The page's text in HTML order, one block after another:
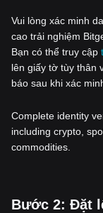
Vui lòng xác minh
cao trải nghiệm
Bạn có thể truy cập
lên giấy tờ tùy thân
báo sau khi xác
Complete identity
including crypto,
commodities.
‌Bước 2: Đặt